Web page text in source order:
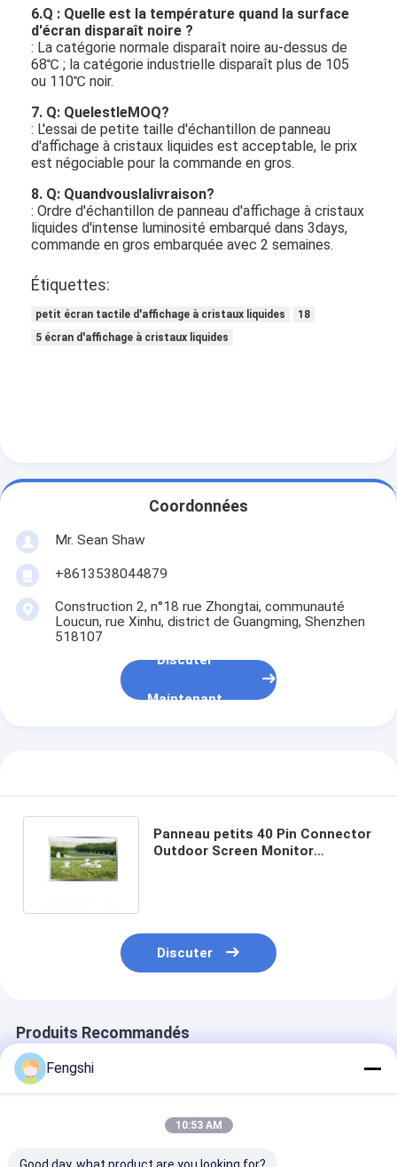
6.Q : Quelle est la température quand la surface
d'écran disparaît noire ?
: La catégorie normale disparaît noire au-dessus de
68℃ ; la catégorie industrielle disparaît plus de 105
ou 110℃ noir.
7. Q: QuelestleMOQ?
: L'essai de petite taille d'échantillon de panneau
d'affichage à cristaux liquides est acceptable, le prix
est négociable pour la commande en gros.
8. Q: Quandvouslalivraison?
: Ordre d'échantillon de panneau d'affichage à cristaux
liquides d'intense luminosité embarqué dans 3days,
commande en gros embarquée avec 2 semaines.
Étiquettes:
petit écran tactile d'affichage à cristaux liquides
18
5 écran d'affichage à cristaux liquides
Coordonnées
Mr. Sean Shaw
+8613538044879
Construction 2, n°18 rue Zhongtai, communauté
Loucun, rue Xinhu, district de Guangming, Shenzhen
518107
Discuter
Maintenant
Panneau petits 40 Pin Connector
Outdoor Screen Monitor
Discuter
Produits Recommandés
Fengshi
10:53 AM